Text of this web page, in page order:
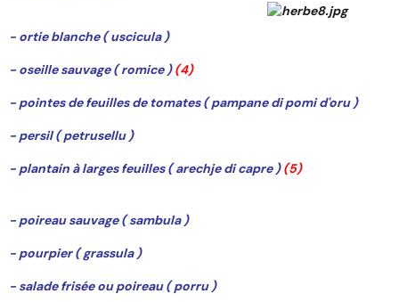
- ortie blanche ( uscicula )
- oseille sauvage ( romice )(4)
- pointes de feuilles de tomates ( pampane di pomi d'oru )
- persil ( petrusellu )
- plantain à larges feuilles ( arechje di capre )(5)
- poireau sauvage ( sambula )
- pourpier ( grassula )
- salade frisée ou poireau ( porru )